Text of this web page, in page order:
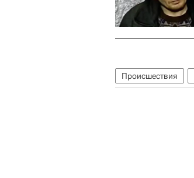
Происшествия